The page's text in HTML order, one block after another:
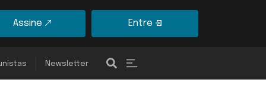
Assine Entre
Newsletter